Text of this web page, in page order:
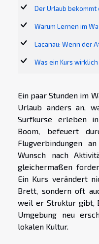
Der Urlaub
Warum Lernen im
Lacanau: Wenn der
Was ein Kurs
Ein paar Stunden im
Urlaub anders an,
Surfkurse erleben
Boom, befeuert
Flugverbindungen
Wunsch nach
gleichermaßen
Ein Kurs verändert
Brett, sondern oft
weil er Struktur gibt,
Umgebung neu
lokalen Kultur.